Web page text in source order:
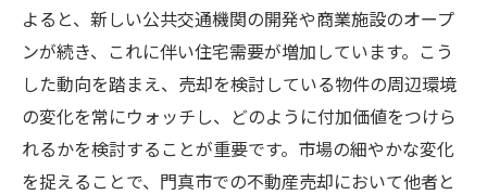
よると、新しい公共交通機関の開発や商業施設のオープ
ンが続き、これに伴い住宅需要が増加しています。こう
した動向を踏まえ、売却を検討している物件の周辺環境
の変化を常にウォッチし、どのように付加価値をつけら
れるかを検討することが重要です。市場の細やかな変化
を捉えることで、門真市での不動産売却において他者と